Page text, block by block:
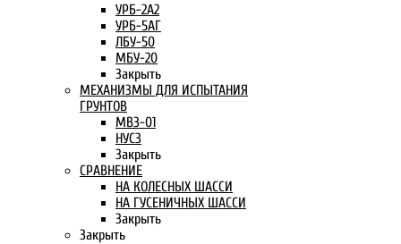
УРБ-2А2
УРБ-5АГ
ЛБУ-50
МБУ-20
Закрыть
МЕХАНИЗМЫ ДЛЯ ИСПЫТАНИЯ
ГРУНТОВ
МВЗ-01
НУСЗ
Закрыть
СРАВНЕНИЕ
НА КОЛЕСНЫХ ШАССИ
НА ГУСЕНИЧНЫХ ШАССИ
Закрыть
Закрыть